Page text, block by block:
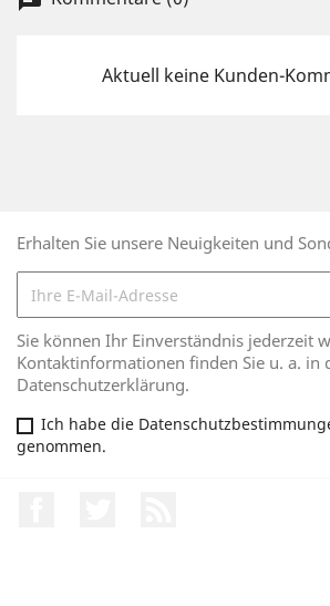
Aktuell keine Kunden-
Erhalten Sie unsere Neuigkeiten und
Sie können Ihr Einverständnis jederzeit
Kontaktinformationen finden Sie u. a. in
Datenschutzerklärung.
Ich habe die
genommen.